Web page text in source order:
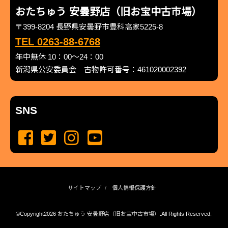
おたちゅう 安曇野店（旧お宝中古市場）
〒399-8204 長野県安曇野市豊科高家5225-8
TEL 0263-88-6768
年中無休 10：00～24：00
新潟県公安委員会 古物許可番号：461020002392
SNS
サイトマップ 個人情報保護方針
©Copyright2026 おたちゅう 安曇野店（旧お宝中古市場） .All Rights Reserved.